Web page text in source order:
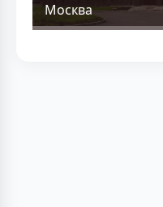
Москва